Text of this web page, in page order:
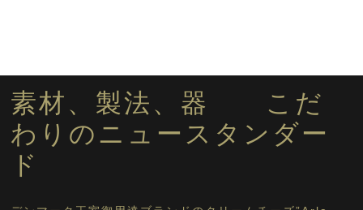
素材、製法、器 こだ
わりのニュースタンダー
ド